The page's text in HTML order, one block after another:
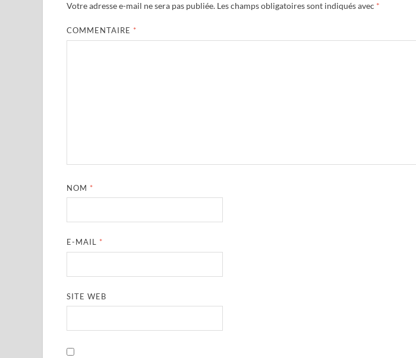
Votre adresse e-mail ne sera pas publiée. Les champs obligatoires sont indiqués avec *
COMMENTAIRE *
NOM *
E-MAIL *
SITE WEB